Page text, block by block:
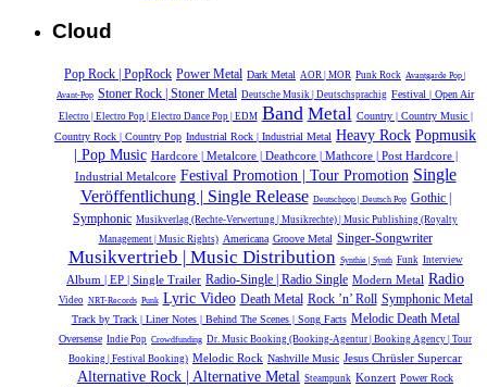
Cloud
Pop Rock | PopRock Power Metal Dark Metal AOR | MOR Punk Rock Avantgarde Pop |
Avant-Pop Stoner Rock | Stoner Metal Deutsche Musik |‎ Deutschsprachig Festival | Open Air
Electro | Electro Pop | Electro Dance Pop | EDM Band Metal Country | Country Music |
Country Rock | Country Pop Industrial Rock | Industrial Metal Heavy Rock Popmusik
| Pop Music Hardcore | Metalcore | Deathcore | Mathcore | Post Hardcore |
Industrial Metalcore Festival Promotion | Tour Promotion Single
Veröffentlichung | Single Release Deutschpop | Deutsch Pop Gothic |
Symphonic Musikverlag (Rechte-Verwertung | Musikrechte) | Music Publishing (Royalty
Management | Music Rights) Americana Groove Metal Singer-Songwriter
Musikvertrieb | Music Distribution Synthie | Synth Funk Interview
Album | EP | Single Trailer Radio-Single | Radio Single Modern Metal Radio
Video NRT-Records Punk Lyric Video Death Metal Rock ’n’ Roll Symphonic Metal
Track by Track | Liner Notes | Behind The Scenes | Song Facts Melodic Death Metal
Oversense Indie Pop Crowdfunding Dr. Music Booking (Booking-Agentur | Booking Agency | Tour
Booking | Festival Booking) Melodic Rock Nashville Music Jesus Chrüsler Supercar
Alternative Rock | Alternative Metal Steampunk Konzert Power Rock